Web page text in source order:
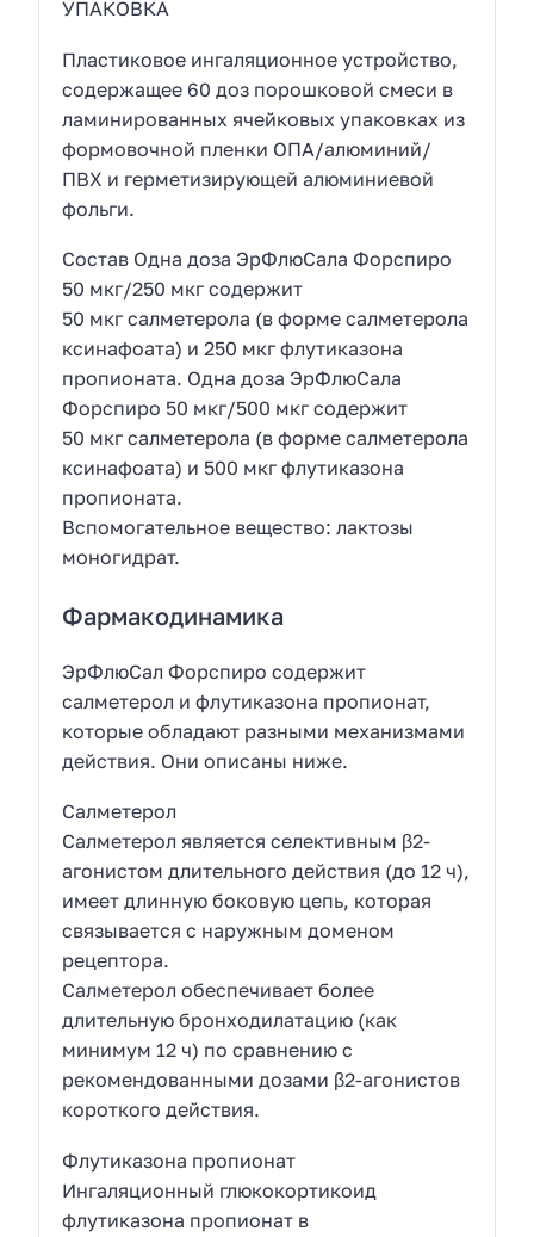
УПАКОВКА
Пластиковое ингаляционное устройство,
содержащее 60 доз порошковой смеси в
ламинированных ячейковых упаковках из
формовочной пленки ОПА/алюминий/
ПВХ и герметизирующей алюминиевой
фольги.
Состав Одна доза ЭрФлюСала Форспиро
50 мкг/250 мкг содержит
50 мкг салметерола (в форме салметерола
ксинафоата) и 250 мкг флутиказона
пропионата. Одна доза ЭрФлюСала
Форспиро 50 мкг/500 мкг содержит
50 мкг салметерола (в форме салметерола
ксинафоата) и 500 мкг флутиказона
пропионата.
Вспомогательное вещество: лактозы
моногидрат.
Фармакодинамика
ЭрФлюСал Форспиро содержит
салметерол и флутиказона пропионат,
которые обладают разными механизмами
действия. Они описаны ниже.
Салметерол
Салметерол является селективным β2-
агонистом длительного действия (до 12 ч),
имеет длинную боковую цепь, которая
связывается с наружным доменом
рецептора.
Салметерол обеспечивает более
длительную бронходилатацию (как
минимум 12 ч) по сравнению с
рекомендованными дозами β2-агонистов
короткого действия.
Флутиказона пропионат
Ингаляционный глюкокортикоид
флутиказона пропионат в